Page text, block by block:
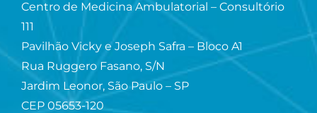
Centro de Medicina Ambulatorial – Consultório
111
Pavilhão Vicky e Joseph Safra – Bloco A1
Rua Ruggero Fasano, S/N
Jardim Leonor, São Paulo – SP
CEP 05653-120